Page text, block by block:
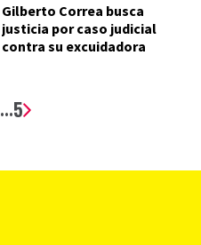
Gilberto Correa busca
justicia por caso judicial
contra su excuidadora
...5